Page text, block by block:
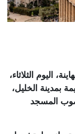
اليوم الثلاثاء،
بمدينة الخليل،
صوب المسجد